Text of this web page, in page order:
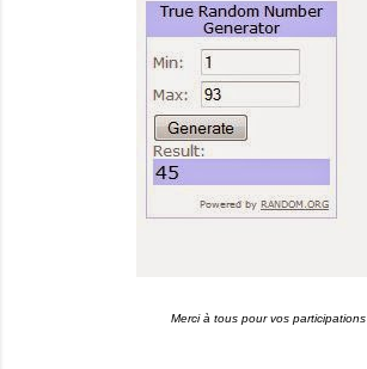
Merci à tous pour vos participations